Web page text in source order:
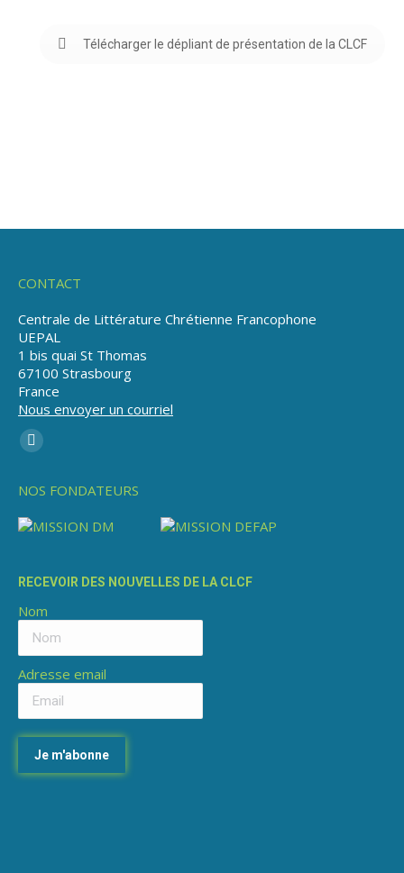
Télécharger le dépliant de présentation de la CLCF
CONTACT
Centrale de Littérature Chrétienne Francophone
UEPAL
1 bis quai St Thomas
67100 Strasbourg
France
Nous envoyer un courriel
Trouvez nous sur :
La
Facebook
s'ouvre
nouvelle
fenêtre
NOS FONDATEURS
RECEVOIR DES NOUVELLES DE LA CLCF
Nom
Adresse email